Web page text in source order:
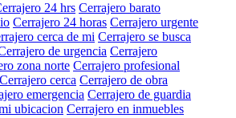
24 hrs Cerrajero barato
Cerrajero 24 horas Cerrajero urgente
cerca de mi Cerrajero se busca
de urgencia Cerrajero
zona norte Cerrajero profesional
Cerrajero cerca Cerrajero de obra
emergencia Cerrajero de guardia
ubicacion Cerrajero en inmuebles